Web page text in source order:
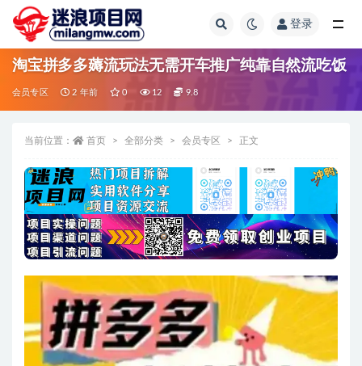
登录
淘宝拼多多薅流玩法无需开车推广纯靠自然流吃饭
会员专区 2 年前 0 12 9.8
当前位置： 首页 全部分类 会员专区 正文
全部